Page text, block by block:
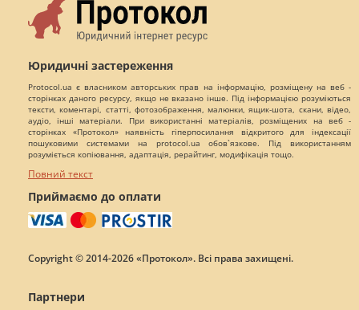
Юридичні застереження
Protocol.ua є власником авторських прав на інформацію, розміщену на веб -
сторінках даного ресурсу, якщо не вказано інше. Під інформацією розуміються
тексти, коментарі, статті, фотозображення, малюнки, ящик-шота, скани, відео,
аудіо, інші матеріали. При використанні матеріалів, розміщених на веб -
сторінках «Протокол» наявність гіперпосилання відкритого для індексації
пошуковими системами на protocol.ua обов`язкове. Під використанням
розуміється копіювання, адаптація, рерайтинг, модифікація тощо.
Повний текст
Приймаємо до оплати
Copyright © 2014-2026 «Протокол». Всі права захищені.
Партнери